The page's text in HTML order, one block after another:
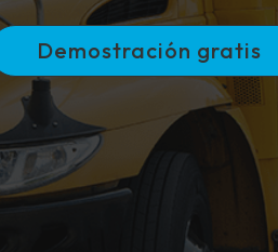
Demostración gratis